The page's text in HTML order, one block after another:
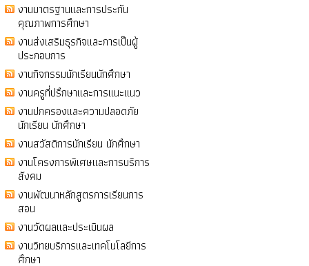
งานมาตรฐานและการประกัน
คุณภาพการศึกษา
งานส่งเสริมธุรกิจและการเป็นผู้
ประกอบการ
งานกิจกรรมนักเรียนนักศึกษา
งานครูที่ปรึกษาและการแนะแนว
งานปกครองและความปลอดภัย
นักเรียน นักศึกษา
งานสวัสดิการนักเรียน นักศึกษา
งานโครงการพิเศษและการบริการ
สังคม
งานพัฒนาหลักสูตรการเรียนการ
สอน
งานวัดผลและประเมินผล
งานวิทยบริการและเทคโนโลยีการ
ศึกษา